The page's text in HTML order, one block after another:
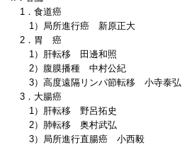
1．食道癌
1）局所進行癌 新原正大
2．胃 癌
1）肝転移 田邊和照
2）腹膜播種 中村公紀
3）高度遠隔リンパ節転移 小寺泰弘
3．大腸癌
1）肝転移 野呂拓史
2）肺転移 奥村武弘
3）局所進行直腸癌 小西毅